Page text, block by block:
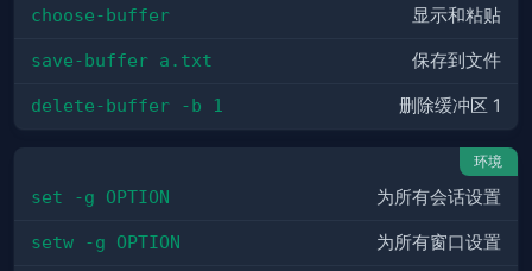
choose-buffer 显示和粘贴
save-buffer a.txt 保存到文件
delete-buffer -b 1 删除缓冲区 1
环境
set -g OPTION 为所有会话设置
setw -g OPTION 为所有窗口设置